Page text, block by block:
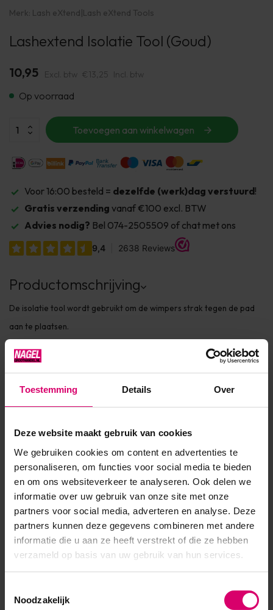
Toestemming Details Over
Deze website maakt gebruik van cookies
We gebruiken cookies om content en advertenties te
personaliseren, om functies voor social media te bieden
en om ons websiteverkeer te analyseren. Ook delen we
informatie over uw gebruik van onze site met onze
partners voor social media, adverteren en analyse. Deze
partners kunnen deze gegevens combineren met andere
informatie die u aan ze heeft verstrekt of die ze hebben
verzameld op basis van uw gebruik van hun services.
Noodzakelijk
Merk: Lash eXtend|Lash eXtend Tools
Lashextend Isolatie Tool (Goud)
10,95 Excl. btw €13,25 Incl. btw
Op voorraad
Toevoegen aan winkelwagen
Voor 16:00 besteld = dezelfde (werk)dag verstuurd!
Gratis verzending vanaf €100 excl. BTW
Advies nodig? Bel 074-2505509 of chat met ons
Productomschrijving
De isolatie tool wordt gebruikt om de wimpers strak tegen de pad
aan te plaatsen.
Product specificaties
Artikelnummer 31922
SKU 459077